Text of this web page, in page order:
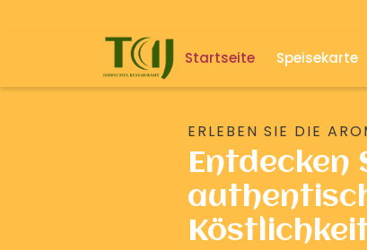
Startseite Speisekarte
ERLEBEN SIE DIE
Entdecken